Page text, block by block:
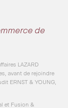
de
LAZARD
avant de rejoindre
ERNST & YOUNG,
et Fusion &